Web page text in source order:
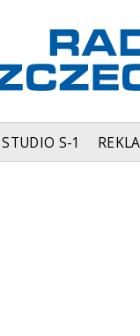
STUDIO S-1